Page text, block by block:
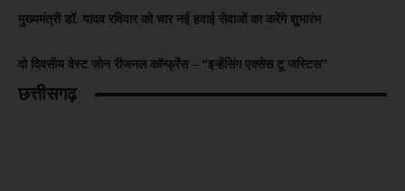
मुख्यमंत्री डॉ. यादव रविवार को चार नई हवाई सेवाओं का करेंगे शुभारंभ
दो दिवसीय वेस्ट जोन रीजनल कॉन्फ्रेंस – “इन्हेंसिंग एक्सेस टू जस्टिस”
छत्तीसगढ़